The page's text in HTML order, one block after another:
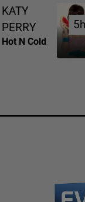
KATY
PERRY
Hot N Cold